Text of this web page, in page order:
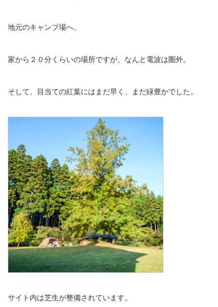
地元のキャンプ場へ。
家から２０分くらいの場所ですが、なんと電波は圏外。
そして、目当ての紅葉にはまだ早く、まだ緑豊かでした。
サイト内は芝生が整備されています。